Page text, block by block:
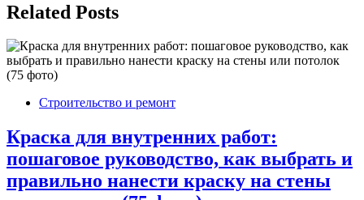
Related Posts
Строительство и ремонт
Краска для внутренних работ:
пошаговое руководство, как выбрать и
правильно нанести краску на стены